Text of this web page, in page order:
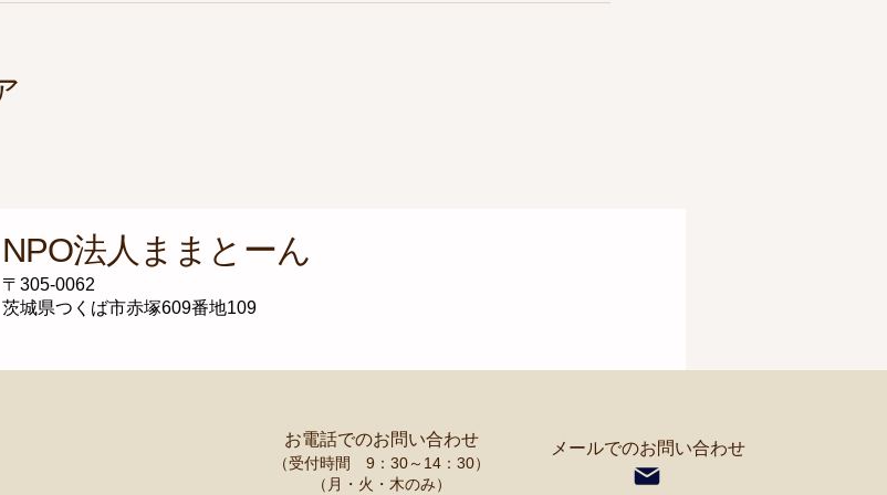
NPO法人ままとーん
〒305-0062
茨城県つくば市赤塚609番地109
​お電話でのお問い合わせ
（受付時間 9：30～14：30）
（月・火・木のみ）
メールでのお問い合わせ